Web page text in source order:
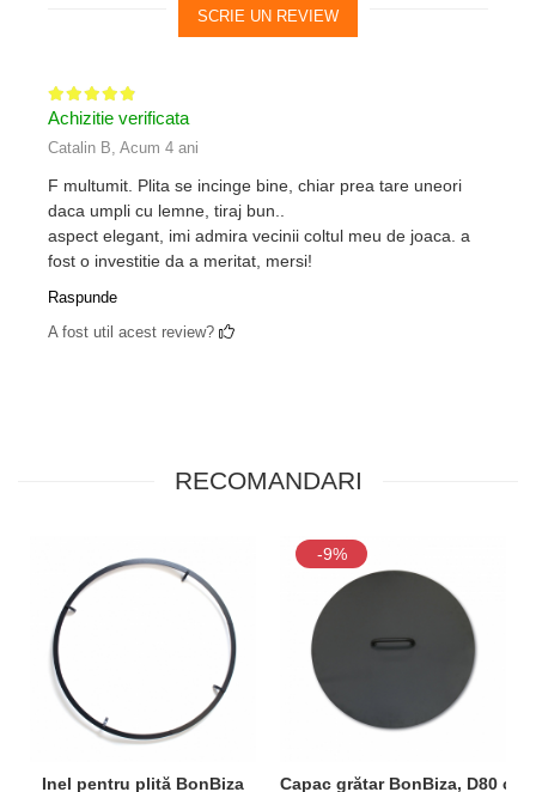
SCRIE UN REVIEW
Achizitie verificata
Catalin B, Acum 4 ani
F multumit. Plita se incinge bine, chiar prea tare uneori
daca umpli cu lemne, tiraj bun..
aspect elegant, imi admira vecinii coltul meu de joaca. a
fost o investitie da a meritat, mersi!
Raspunde
A fost util acest review?
RECOMANDARI
Inel pentru plită BonBiza
-9%
Capac grătar BonBiza, D80 cm